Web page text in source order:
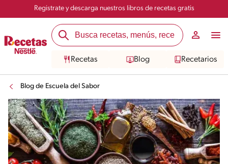
Registrate y descarga nuestros libros de recetas gratis
Recetas Blog Recetarios
Blog de Escuela del Sabor